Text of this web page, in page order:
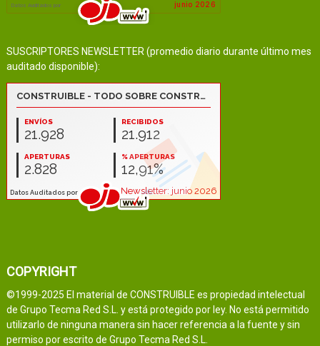
SUSCRIPTORES NEWSLETTER (promedio diario durante último mes
auditado disponible):
COPYRIGHT
©1999-2025 El material de CONSTRUIBLE es propiedad intelectual
de Grupo Tecma Red S.L. y está protegido por ley. No está permitido
utilizarlo de ninguna manera sin hacer referencia a la fuente y sin
permiso por escrito de Grupo Tecma Red S.L.